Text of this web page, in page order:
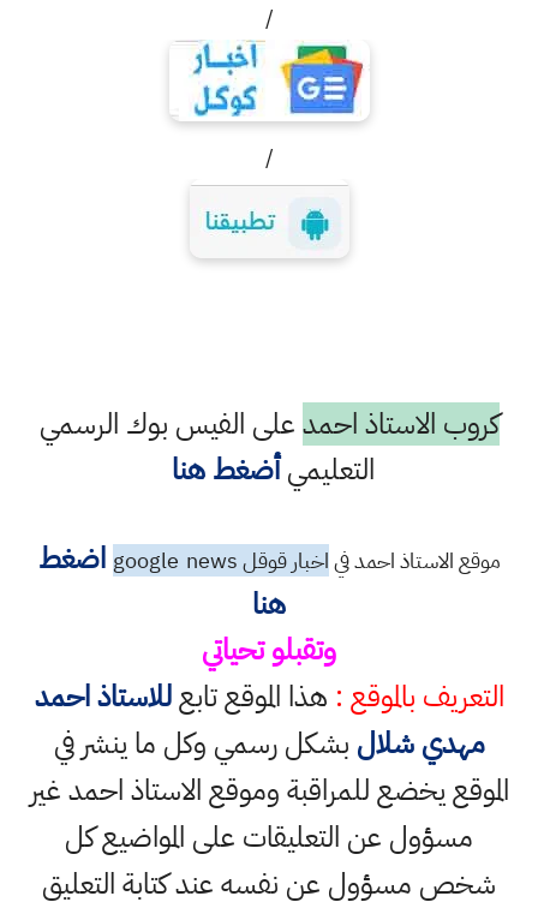
/
/
كروب الاستاذ احمدعلى الفيس بوك الرسمي
التعليميأضغط هنا
موقع الاستاذ احمد فياخبار قوقل googlenews
اضغط
هنا
وتقبلو تحياتي
التعريف بالموقع : هذا الموقع تابعللاستاذ احمد
مهدي شلال بشكل رسمي وكل ما ينشر في
الموقع يخضع للمراقبة وموقع الاستاذ احمد غير
مسؤول عن التعليقات على المواضيع كل
شخص مسؤول عن نفسه عند كتابة التعليق